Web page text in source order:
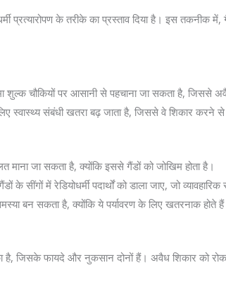
प्रत्यारोपण के तरीके का प्रस्ताव दिया है। इस तकनीक में,
शुल्क चौकियों पर आसानी से पहचाना जा सकता है, जिससे
लिए स्वास्थ्य संबंधी खतरा बढ़ जाता है, जिससे वे शिकार
माना जा सकता है, क्योंकि इससे गैंडों को जोखिम होता है।
के सींगों में रेडियोधर्मी पदार्थों को डाला जाए, जो
बन सकता है, क्योंकि ये पर्यावरण के लिए खतरनाक होते
है, जिसके फायदे और नुकसान दोनों हैं। अवैध शिकार